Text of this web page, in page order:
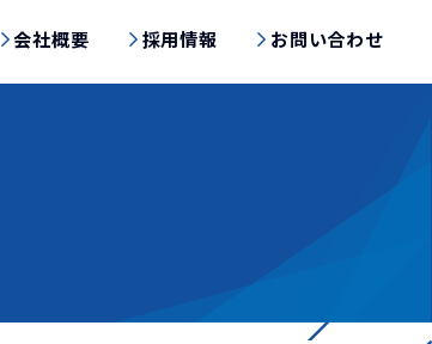
会社概要 採用情報 お問い合わせ